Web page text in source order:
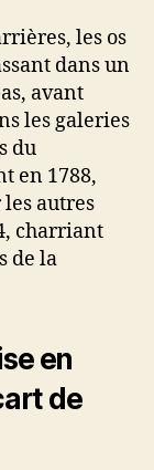
les os
dans un
avant
les galeries
du
en 1788,
autres
charriant
de la
en
de